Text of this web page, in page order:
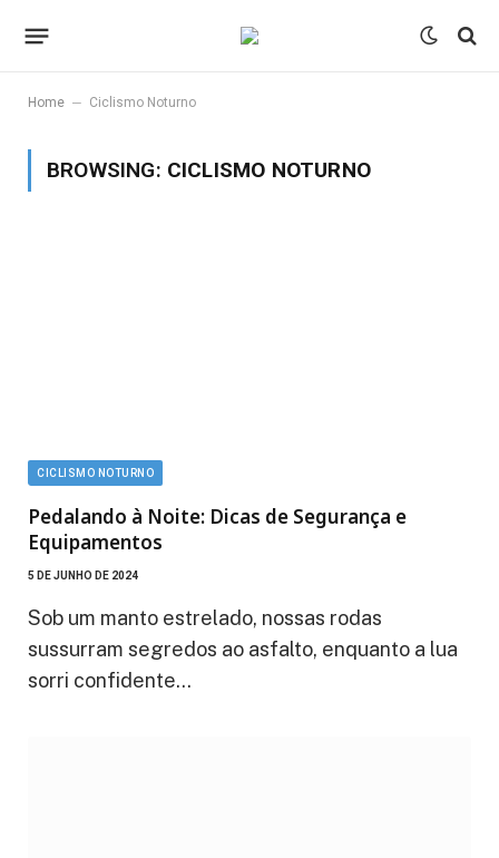
Home – Ciclismo Noturno
BROWSING: CICLISMO NOTURNO
CICLISMO NOTURNO
Pedalando à Noite: Dicas de Segurança e
Equipamentos
5 DE JUNHO DE 2024
Sob um manto estrelado, nossas rodas
sussurram segredos ao asfalto, enquanto a lua
sorri confidente…